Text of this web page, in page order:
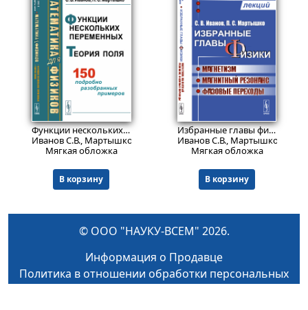
899
Функции нескольких переменных. Теория поля: Математика для физиков.
Иванов С.В., Мартышко П.С.
Мягкая обложка
В корзину
Избранные главы физики: Магнетизм, магнитный резонанс, фазовые переходы. Курс лекций.
Иванов С.В., Мартышко П.С.
Мягкая обложка
В корзину
© ООО "НАУКУ-ВСЕМ" 2026.
Информация о Продавце
Политика в отношении обработки персональных